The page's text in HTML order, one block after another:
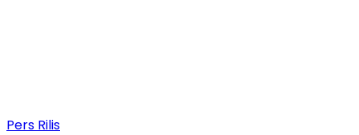
Pers Rilis